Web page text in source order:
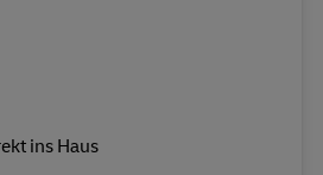
ins Haus